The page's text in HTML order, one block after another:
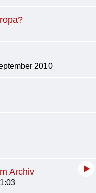
2010
Archiv